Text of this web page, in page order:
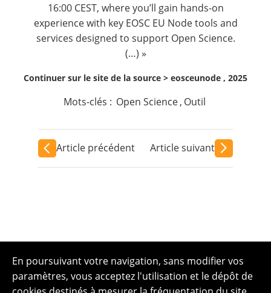
16:00 CEST, where you’ll gain hands-on
experience with key EOSC EU Node tools and
services designed to support Open Science.
(…) »
Continuer sur le site de la source > eosceunode , 2025
Mots-clés : Open Science, Outil
Article précédent Article suivant
En poursuivant votre navigation, sans modifier vos
paramètres, vous acceptez l'utilisation et le dépôt de